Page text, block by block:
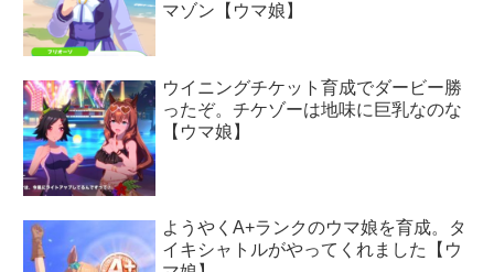
マゾン【ウマ娘】
ウイニングチケット育成でダービー勝
ったぞ。チケゾーは地味に巨乳なのな
【ウマ娘】
ようやくA+ランクのウマ娘を育成。タ
イキシャトルがやってくれました【ウ